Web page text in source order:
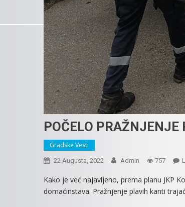
POČELO
Gradske Vesti
22 Augusta, 2022 Admin 757
Kako je već najavljeno, prema planu JKP
domaćinstava. Pražnjenje plavih kanti